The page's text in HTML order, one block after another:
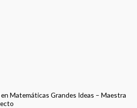
Matemáticas Grandes Ideas – Maestra